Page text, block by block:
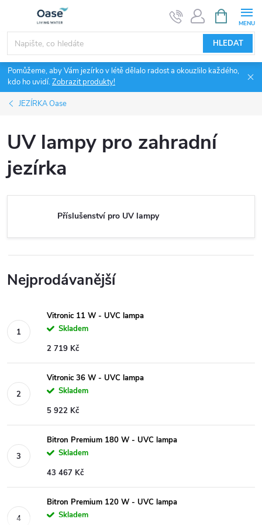
obsah
HLEDAT
NÁKUPNÍ
KOŠÍK
Pomůžeme, aby Vám jezírko v létě dělalo radost a okouzlilo každého,
kdo ho uvidí.Zobrazit produkty!
JEZÍRKA Oase
UV lampy pro zahradní
jezírka
Příslušenství pro UV lampy
Nejprodávanější
Vitronic 11 W - UVC lampa
Skladem
2 719 Kč
Vitronic 36 W - UVC lampa
Skladem
5 922 Kč
Bitron Premium 180 W - UVC lampa
Skladem
43 467 Kč
Bitron Premium 120 W - UVC lampa
Skladem